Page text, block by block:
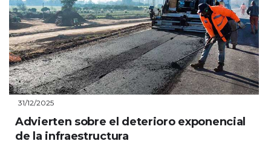
31/12/2025
Advierten sobre el deterioro exponencial
de la infraestructura